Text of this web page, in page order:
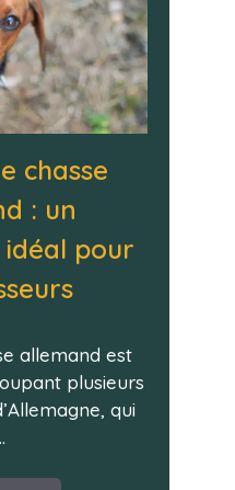
chasse
: un
pour
allemand est
plusieurs
qui